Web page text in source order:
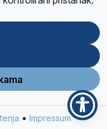
sustavom
• Impressum